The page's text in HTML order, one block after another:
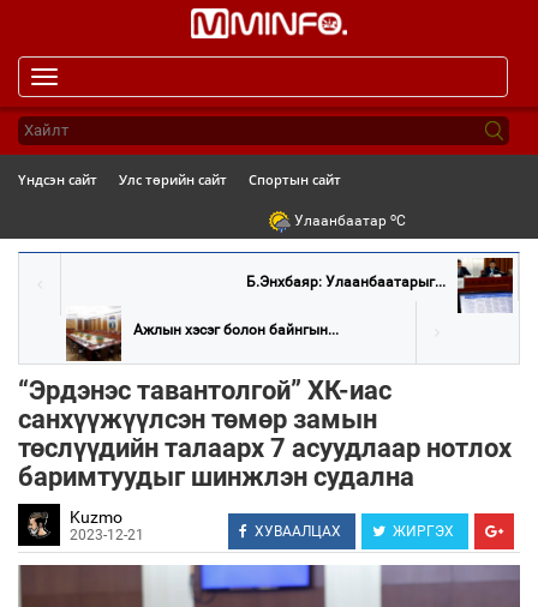
navigation
Үндсэн сайт Улс төрийн сайт Спортын сайт
Улаанбаатар oC
Б.Энхбаяр: Улаанбаатарыг...
Ажлын хэсэг болон байнгын...
“Эрдэнэс тавантолгой” ХК-иас
санхүүжүүлсэн төмөр замын
төслүүдийн талаарх 7 асуудлаар нотлох
баримтуудыг шинжлэн судална
Kuzmo
2023-12-21 ХУВААЛЦАХ ЖИРГЭХ